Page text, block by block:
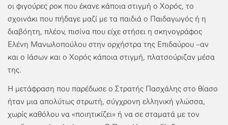
οι φιγούρες ροκ που έκανε κάποια στιγμή ο Χορός, το
σχοινάκι που πήδαγε μαζί με τα παιδιά ο Παιδαγωγός ή η
διαβόητη, πλέον, πισίνα που είχε στήσει η σκηνογράφος
Ελένη Μανωλοπούλου στην ορχήστρα της Επιδαύρου –αν
και ο Ιάσων και ο Χορός κάποια στιγμή, πλατσούριζαν μέσα
της.
Η μετάφραση που παρέδωσε ο Στρατής Πασχάλης στο θίασο
ήταν μια απολύτως στρωτή, σύγχρονη ελληνική γλώσσα,
χωρίς καθόλου να «ποιητικίζει» ή να σε σταματά με τον